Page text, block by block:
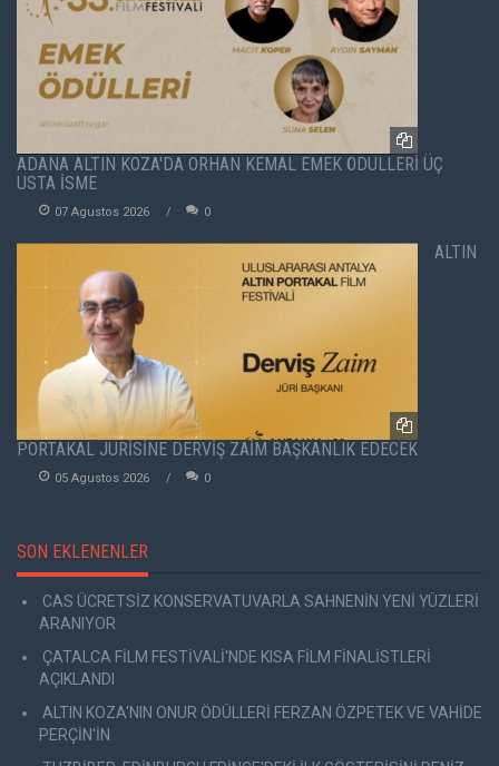
ADANA ALTIN KOZA'DA ORHAN KEMAL EMEK ÖDÜLLERİ ÜÇ
USTA İSME
07 Agustos 2026 0
ALTIN
PORTAKAL JÜRİSİNE DERVİŞ ZAİM BAŞKANLIK EDECEK
05 Agustos 2026 0
SON EKLENENLER
CAS ÜCRETSİZ KONSERVATUVARLA SAHNENİN YENİ YÜZLERİ
ARANIYOR
ÇATALCA FİLM FESTİVALİ'NDE KISA FİLM FİNALİSTLERİ
AÇIKLANDI
ALTIN KOZA'NIN ONUR ÖDÜLLERİ FERZAN ÖZPETEK VE VAHİDE
PERÇİN'İN